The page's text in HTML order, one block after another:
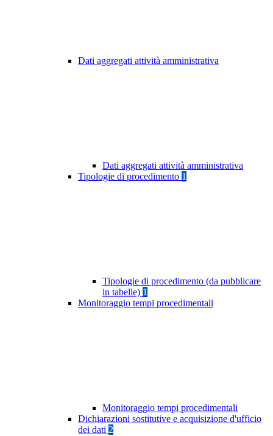
Dati aggregati attività amministrativa
Dati aggregati attività amministrativa
Tipologie di procedimento 1
Tipologie di procedimento (da pubblicare
in tabelle) 1
Monitoraggio tempi procedimentali
Monitoraggio tempi procedimentali
Dichiarazioni sostitutive e acquisizione d'ufficio
dei dati 2